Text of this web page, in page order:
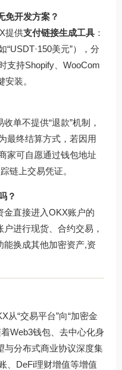
免开发方案？
提供支付链接生成工具 ：
美元”），分
支持Shopify、WooCom
装。
单不提供“退款”机制，
最终结算方式，若因用
家可自愿通过钱包地址
链上交易凭证。
？
金直接进入OKX账户的
进行现货、合约交易，
能换成其他加密资产,资
从“交易平台”向“加密金
Web3钱包、去中心化身
与分布式商业协议深度集
、DeFi理财增值等增值